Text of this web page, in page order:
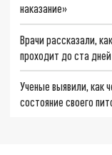
наказание»
Врачи рассказали,
проходит до ста дней
Ученые выявили, как
состояние своего